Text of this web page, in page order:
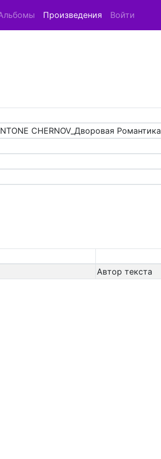
Произведения Войти
CHERNOV_Дворовая Романтика
Автор текста